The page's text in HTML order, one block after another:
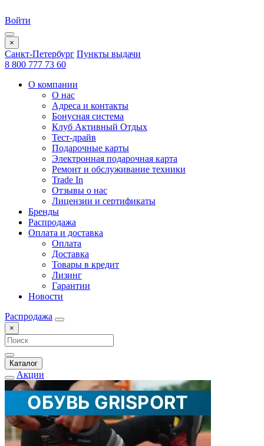
Войти
×
Санкт-Петербург Пункты выдачи
8 800 777 73 60
О компании
О нас
Адреса и контакты
Бонусная система
Клуб Активный Отдых
Тест-драйв
Подарочные карты
Электронная подарочная карта
Ремонт и обслуживание техники
Trade In
Отзывы о нас
Лицензии и сертификаты
Бренды
Распродажа
Оплата и доставка
Оплата
Доставка
Товары в кредит
Лизинг
Гарантии
Новости
Распродажа
×
Каталог
Акции